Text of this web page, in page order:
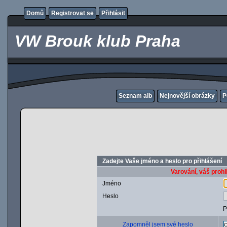
Domů Registrovat se Přihlásit
VW Brouk klub Praha
Seznam alb Nejnovější obrázky
Zadejte Vaše jméno a heslo pro přihlášení
Varování, váš
Jméno
Heslo
Zapomněl jsem své heslo